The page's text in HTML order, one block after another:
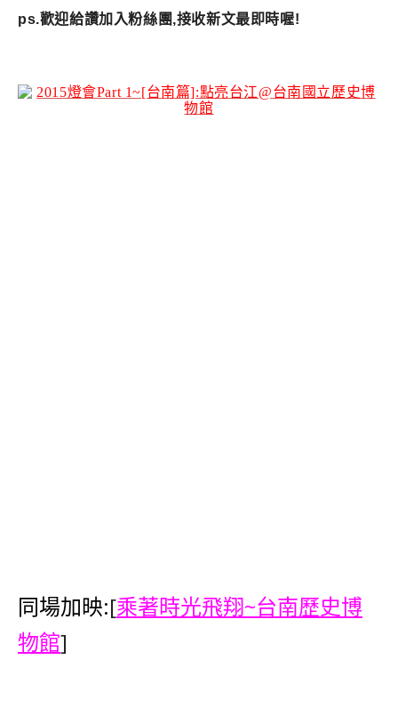
ps.歡迎給讚加入粉絲團,接收新文最即時喔!
同場加映:[乘著時光飛翔~台南歷史博
物館]